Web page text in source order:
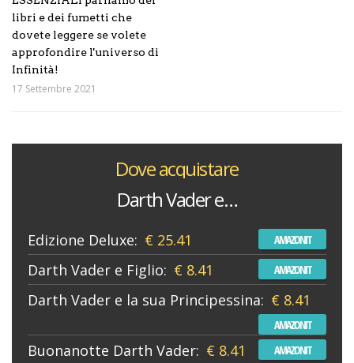
libri e dei fumetti che
dovete leggere se volete
approfondire l'universo di
Infinità!
17 Settembre 2021
Dove acquistare
Darth Vader e…
Edizione Deluxe: € 25.41 AMAZONIT
Darth Vader e Figlio: € 8.41 AMAZONIT
Darth Vader e la sua Principessina: € 8.41
AMAZONIT
Buonanotte Darth Vader: € 8.41 AMAZONIT